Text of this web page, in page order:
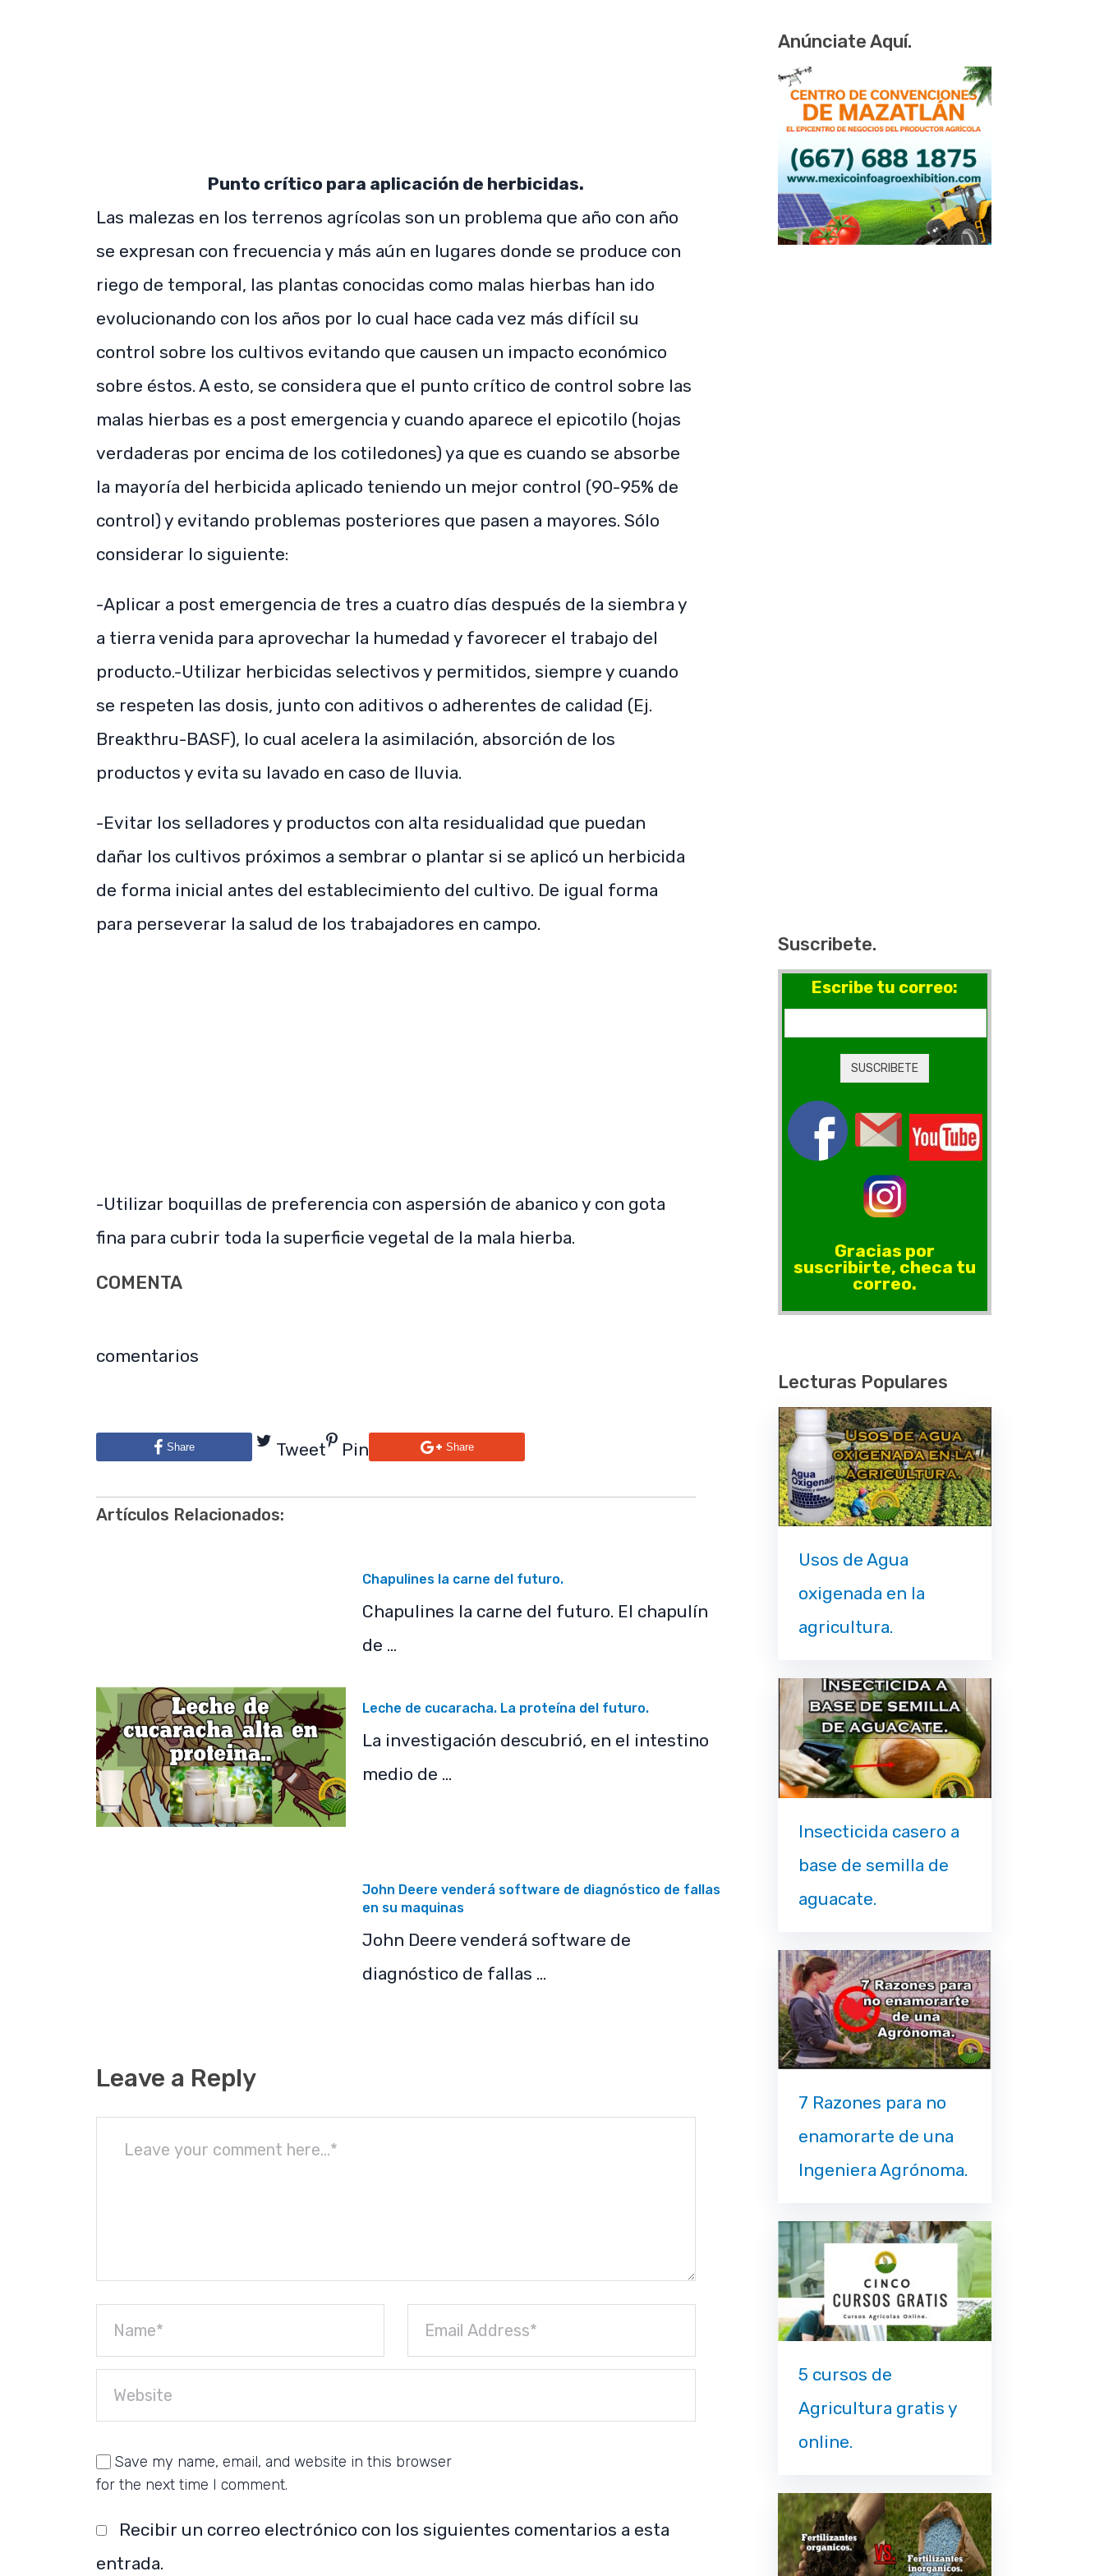
Punto crítico para aplicación de herbicidas.
Las malezas en los terrenos agrícolas son un problema que año con año
se expresan con frecuencia y más aún en lugares donde se produce con
riego de temporal, las plantas conocidas como malas hierbas han ido
evolucionando con los años por lo cual hace cada vez más difícil su
control sobre los cultivos evitando que causen un impacto económico
sobre éstos. A esto, se considera que el punto crítico de control sobre las
malas hierbas es a post emergencia y cuando aparece el epicotilo (hojas
verdaderas por encima de los cotiledones) ya que es cuando se absorbe
la mayoría del herbicida aplicado teniendo un mejor control (90-95% de
control) y evitando problemas posteriores que pasen a mayores. Sólo
considerar lo siguiente:
-Aplicar a post emergencia de tres a cuatro días después de la siembra y
a tierra venida para aprovechar la humedad y favorecer el trabajo del
producto.-Utilizar herbicidas selectivos y permitidos, siempre y cuando
se respeten las dosis, junto con aditivos o adherentes de calidad (Ej.
Breakthru-BASF), lo cual acelera la asimilación, absorción de los
productos y evita su lavado en caso de lluvia.
-Evitar los selladores y productos con alta residualidad que puedan
dañar los cultivos próximos a sembrar o plantar si se aplicó un herbicida
de forma inicial antes del establecimiento del cultivo. De igual forma
para perseverar la salud de los trabajadores en campo.
-Utilizar boquillas de preferencia con aspersión de abanico y con gota
fina para cubrir toda la superficie vegetal de la mala hierba.
COMENTA
comentarios
Share Tweet Pin Share
Artículos Relacionados:
Chapulines la carne del futuro.
Chapulines la carne del futuro. El chapulín
de …
Leche de cucaracha. La proteína del futuro.
La investigación descubrió, en el intestino
medio de …
John Deere venderá software de diagnóstico de fallas
en su maquinas
John Deere venderá software de
diagnóstico de fallas …
Leave a Reply
Save my name, email, and website in this browser
for the next time I comment.
Recibir un correo electrónico con los siguientes comentarios a esta
entrada.
Anúnciate Aquí.
Suscribete.
Escribe tu correo:
Gracias por
suscribirte, checa tu
correo.
Lecturas Populares
Usos de Agua
oxigenada en la
agricultura.
Insecticida casero a
base de semilla de
aguacate.
7 Razones para no
enamorarte de una
Ingeniera Agrónoma.
5 cursos de
Agricultura gratis y
online.